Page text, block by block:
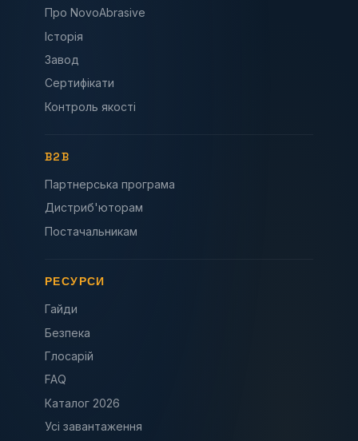
Про NovoAbrasive
Історія
Завод
Сертифікати
Контроль якості
B2B
Партнерська програма
Дистриб'юторам
Постачальникам
РЕСУРСИ
Гайди
Безпека
Глосарій
FAQ
Каталог 2026
Усі завантаження